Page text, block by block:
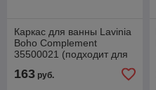
Каркас для ванны Lavinia
Boho Complement
35500021 (подходит для
Bristol с размерами 160
163 руб.